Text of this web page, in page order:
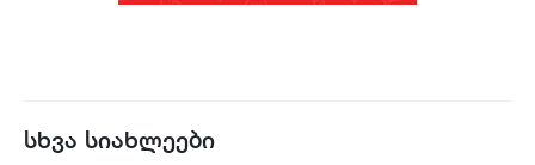
სხვა სიახლეები